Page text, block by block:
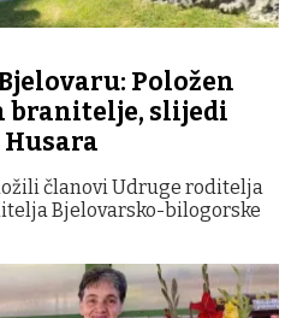
Položen
branitelje, slijedi
članovi Udruge roditelja
Bjelovarsko-bilogorske